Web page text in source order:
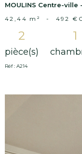
MOULINS Centre-
42,44 m² - 492 €
2
pièce(s)
1
Réf : A214